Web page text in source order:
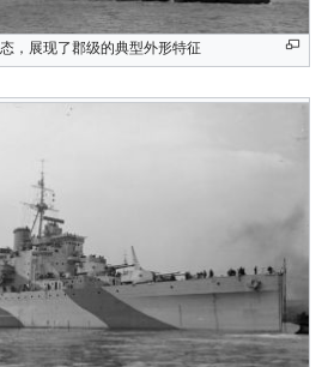
，展现了郡级的典型外形特征